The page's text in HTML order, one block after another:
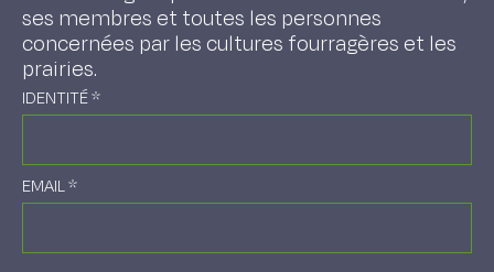
ses membres et toutes les personnes
concernées par les cultures fourragères et les
prairies.
IDENTITÉ*
EMAIL*